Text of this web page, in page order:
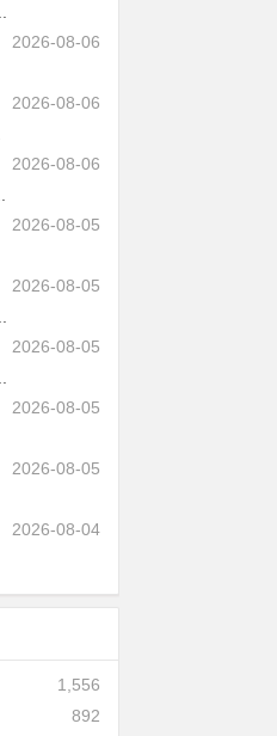
2026-08-06
2026-08-06
2026-08-06
2026-08-05
2026-08-05
2026-08-05
2026-08-05
2026-08-05
2026-08-04
1,556
892